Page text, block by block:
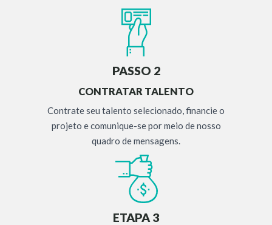
PASSO 2
CONTRATAR TALENTO
Contrate seu talento selecionado, financie o
projeto e comunique-se por meio de nosso
quadro de mensagens.
ETAPA 3